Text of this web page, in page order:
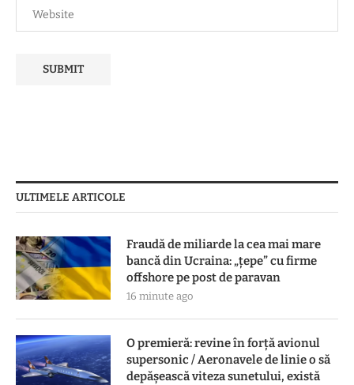
ULTIMELE ARTICOLE
Fraudă de miliarde la cea mai mare
bancă din Ucraina: „țepe” cu firme
offshore pe post de paravan
16 minute ago
O premieră: revine în forță avionul
supersonic / Aeronavele de linie o să
depășească viteza sunetului, există